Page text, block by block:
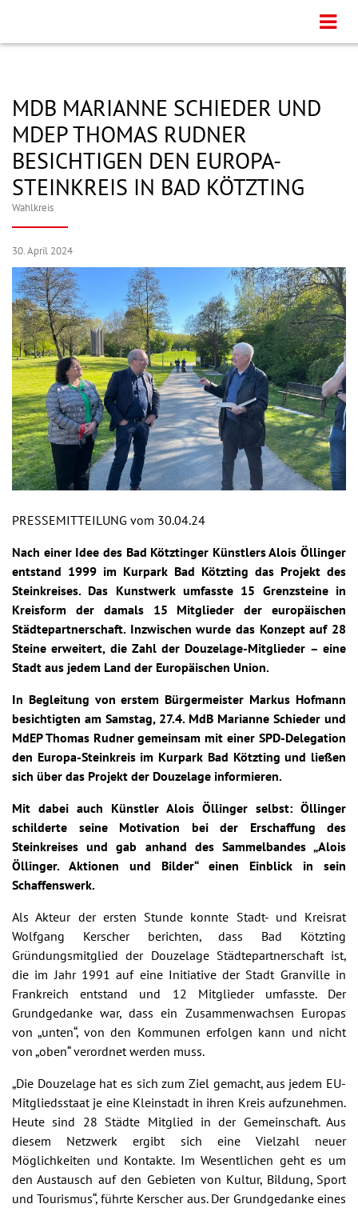
MDB MARIANNE SCHIEDER UND
MDEP THOMAS RUDNER
BESICHTIGEN DEN EUROPA-
STEINKREIS IN BAD KÖTZTING
Wahlkreis
30. April 2024
PRESSEMITTEILUNG vom 30.04.24
Nach einer Idee des Bad Kötztinger Künstlers Alois Öllinger
entstand 1999 im Kurpark Bad Kötzting das Projekt des
Steinkreises. Das Kunstwerk umfasste 15 Grenzsteine in
Kreisform der damals 15 Mitglieder der europäischen
Städtepartnerschaft. Inzwischen wurde das Konzept auf 28
Steine erweitert, die Zahl der Douzelage-Mitglieder – eine
Stadt aus jedem Land der Europäischen Union.
In Begleitung von erstem Bürgermeister Markus Hofmann
besichtigten am Samstag, 27.4. MdB Marianne Schieder und
MdEP Thomas Rudner gemeinsam mit einer SPD-Delegation
den Europa-Steinkreis im Kurpark Bad Kötzting und ließen
sich über das Projekt der Douzelage informieren.
Mit dabei auch Künstler Alois Öllinger selbst: Öllinger
schilderte seine Motivation bei der Erschaffung des
Steinkreises und gab anhand des Sammelbandes „Alois
Öllinger. Aktionen und Bilder“ einen Einblick in sein
Schaffenswerk.
Als Akteur der ersten Stunde konnte Stadt- und Kreisrat
Wolfgang Kerscher berichten, dass Bad Kötzting
Gründungsmitglied der Douzelage Städtepartnerschaft ist,
die im Jahr 1991 auf eine Initiative der Stadt Granville in
Frankreich entstand und 12 Mitglieder umfasste. Der
Grundgedanke war, dass ein Zusammenwachsen Europas
von „unten“, von den Kommunen erfolgen kann und nicht
von „oben“ verordnet werden muss.
„Die Douzelage hat es sich zum Ziel gemacht, aus jedem EU-
Mitgliedsstaat je eine Kleinstadt in ihren Kreis aufzunehmen.
Heute sind 28 Städte Mitglied in der Gemeinschaft. Aus
diesem Netzwerk ergibt sich eine Vielzahl neuer
Möglichkeiten und Kontakte. Im Wesentlichen geht es um
den Austausch auf den Gebieten von Kultur, Bildung, Sport
und Tourismus“, führte Kerscher aus. Der Grundgedanke eines